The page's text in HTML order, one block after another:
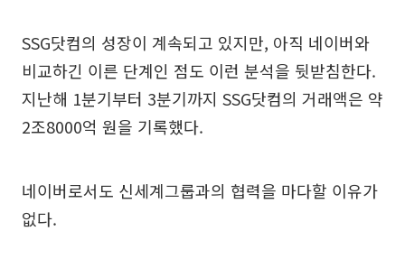
SSG닷컴의 성장이 계속되고 있지만, 아직 네이버와
비교하긴 이른 단계인 점도 이런 분석을 뒷받침한다.
지난해 1분기부터 3분기까지 SSG닷컴의 거래액은 약
2조8000억 원을 기록했다.
네이버로서도 신세계그룹과의 협력을 마다할 이유가
없다.